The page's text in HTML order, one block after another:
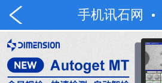
手机讯石网